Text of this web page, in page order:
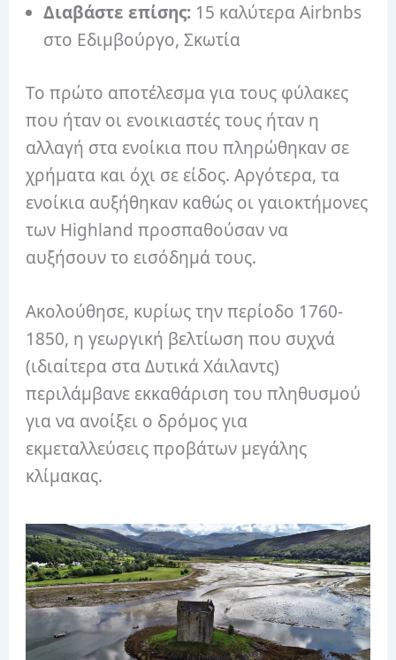
Διαβάστε επίσης: 15 καλύτερα Airbnbs
στο Εδιμβούργο, Σκωτία
Το πρώτο αποτέλεσμα για τους φύλακες
που ήταν οι ενοικιαστές τους ήταν η
αλλαγή στα ενοίκια που πληρώθηκαν σε
χρήματα και όχι σε είδος. Αργότερα, τα
ενοίκια αυξήθηκαν καθώς οι γαιοκτήμονες
των Highland προσπαθούσαν να
αυξήσουν το εισόδημά τους.
Ακολούθησε, κυρίως την περίοδο 1760-
1850, η γεωργική βελτίωση που συχνά
(ιδιαίτερα στα Δυτικά Χάιλαντς)
περιλάμβανε εκκαθάριση του πληθυσμού
για να ανοίξει ο δρόμος για
εκμεταλλεύσεις προβάτων μεγάλης
κλίμακας.